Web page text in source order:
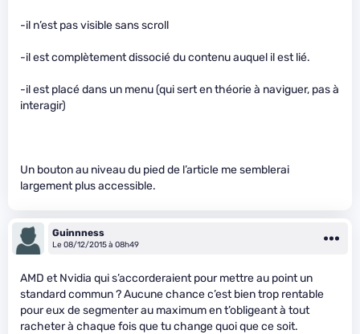
-il n’est pas visible sans scroll
-il est complètement dissocié du contenu auquel il est lié.
-il est placé dans un menu (qui sert en théorie à naviguer, pas à
interagir)
Un bouton au niveau du pied de l’article me semblerai
largement plus accessible.
Guinnness
Le 08/12/2015 à 08h49
AMD et Nvidia qui s’accorderaient pour mettre au point un
standard commun ? Aucune chance c’est bien trop rentable
pour eux de segmenter au maximum en t’obligeant à tout
racheter à chaque fois que tu change quoi que ce soit.